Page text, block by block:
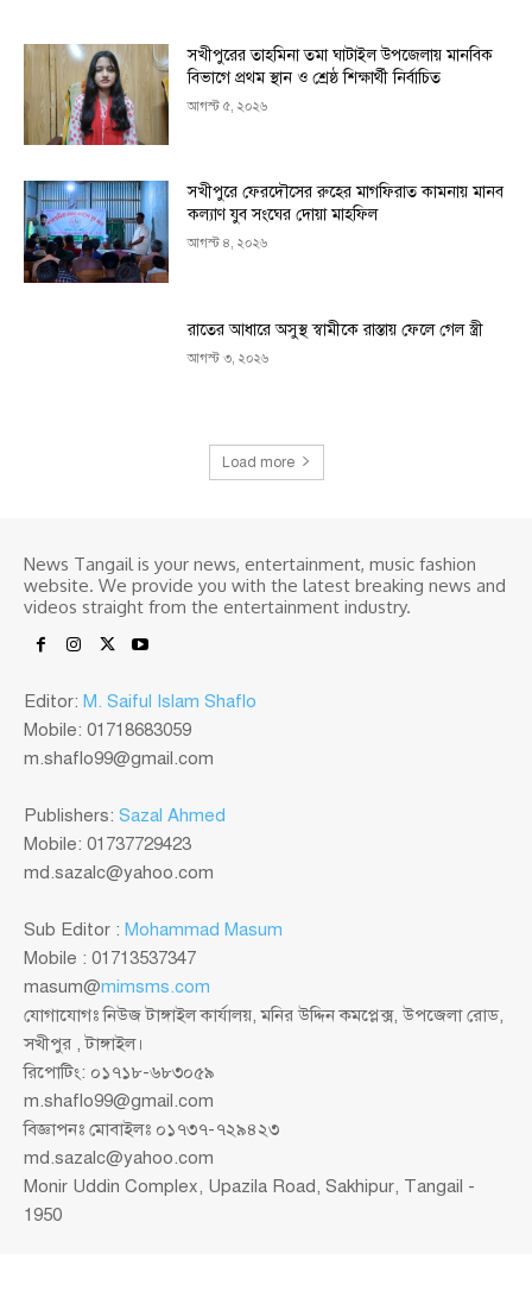
সখীপুরের তাহমিনা তমা ঘাটাইল উপজেলায় মানবিক
বিভাগে প্রথম স্থান ও শ্রেষ্ঠ শিক্ষার্থী নির্বাচিত
আগস্ট ৫, ২০২৬
সখীপুরে ফেরদৌসের রুহের মাগফিরাত কামনায় মানব
কল্যাণ যুব সংঘের দোয়া মাহফিল
আগস্ট ৪, ২০২৬
রাতের আধারে অসুস্থ স্বামীকে রাস্তায় ফেলে গেল স্ত্রী
আগস্ট ৩, ২০২৬
Load more
News Tangail is your news, entertainment, music fashion
website. We provide you with the latest breaking news and
videos straight from the entertainment industry.
Editor: M. Saiful Islam Shaflo
Mobile: 01718683059
m.shaflo99@gmail.com
Publishers: Sazal Ahmed
Mobile: 01737729423
md.sazalc@yahoo.com
Sub Editor : Mohammad Masum
Mobile : 01713537347
masum@mimsms.com
যোগাযোগঃ নিউজ টাঙ্গাইল কার্যালয়, মনির উদ্দিন কমপ্লেক্স, উপজেলা রোড,
সখীপুর , টাঙ্গাইল।
রিপোটিং: ০১৭১৮-৬৮৩০৫৯
m.shaflo99@gmail.com
বিজ্ঞাপনঃ মোবাইলঃ ০১৭৩৭-৭২৯৪২৩
md.sazalc@yahoo.com
Monir Uddin Complex, Upazila Road, Sakhipur, Tangail -
1950